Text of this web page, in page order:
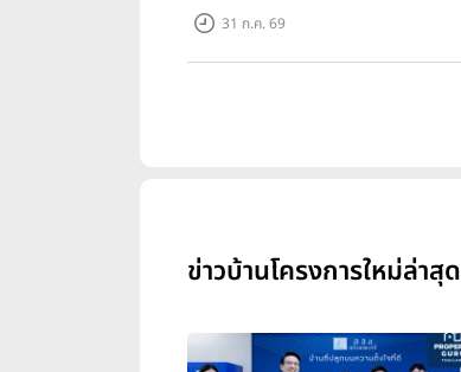
อนาคตของคุณ
31 ก.ค. 69
ข่าวบ้านโครงการใหม่ล่าสุด